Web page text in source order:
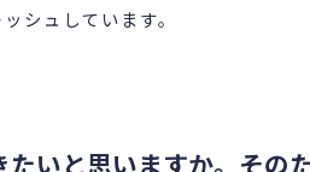
シュしています。
いと思いますか。その